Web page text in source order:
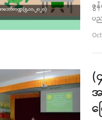
ဇွ
ပ
(